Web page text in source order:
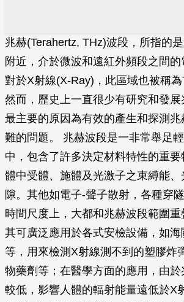
兆赫(Terahertz, THz)波段，所指的
附近，介於微波和遠紅外頻段之間
對於X射線(X-Ray)，此區域也被稱為
然而，歷史上一直很少有研究和發展
最主要的原因為有效的產生和探測兆
難的問題。 兆赫波段是一非常舉足
中，包含了許多決定材料特性的重
體中受體、施體及光激子之束縛能
隙。其他如電子-聲子散射，各種穿
時間尺度上，大都和兆赫波段範圍重
其可廣泛應用於各式安檢設備，如
等，用來檢測X射線測不到的塑膠炸
物藥劑等；在醫學方面的應用，由
較低，影響人體的輻射能量遠低於X